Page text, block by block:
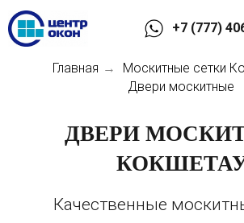
+7 (777)
Главная → Москитные сетки
Двери москитные
ДВЕРИ
Качественные